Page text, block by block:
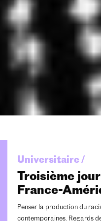
Universitaire /
Troisième
France-
Penser la production du
contemporaines. Regards